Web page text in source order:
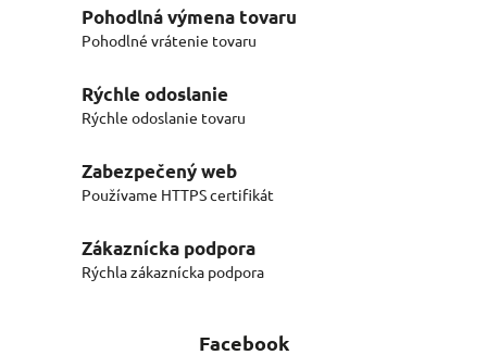
Pohodlná výmena tovaru
Pohodlné vrátenie tovaru
Rýchle odoslanie
Rýchle odoslanie tovaru
Zabezpečený web
Používame HTTPS certifikát
Zákaznícka podpora
Rýchla zákaznícka podpora
Facebook